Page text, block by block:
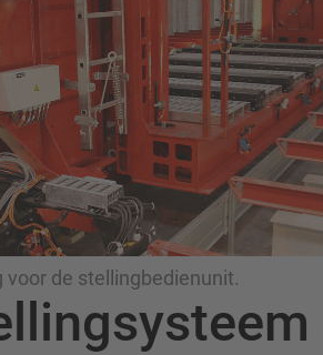
voor de stellingbedienunit.